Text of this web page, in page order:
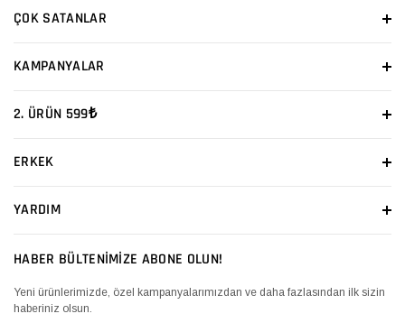
ÇOK SATANLAR
KAMPANYALAR
2. ÜRÜN 599₺
ERKEK
YARDIM
HABER BÜLTENİMİZE ABONE OLUN!
Yeni ürünlerimizde, özel kampanyalarımızdan ve daha fazlasından ilk sizin
haberiniz olsun.